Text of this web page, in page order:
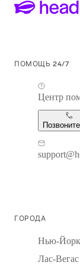
ПОМОЩЬ 24/7
Центр
ГОРОДА
Нью-Йорк
Лас-Вегас